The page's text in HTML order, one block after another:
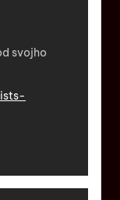
svojho